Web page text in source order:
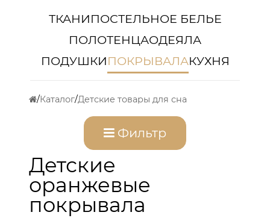
ТКАНИПОСТЕЛЬНОЕ БЕЛЬЕ
ПОЛОТЕНЦАОДЕЯЛА
ПОДУШКИПОКРЫВАЛАКУХНЯ
Каталог Детские товары для сна
Фильтр
Детские
оранжевые
покрывала